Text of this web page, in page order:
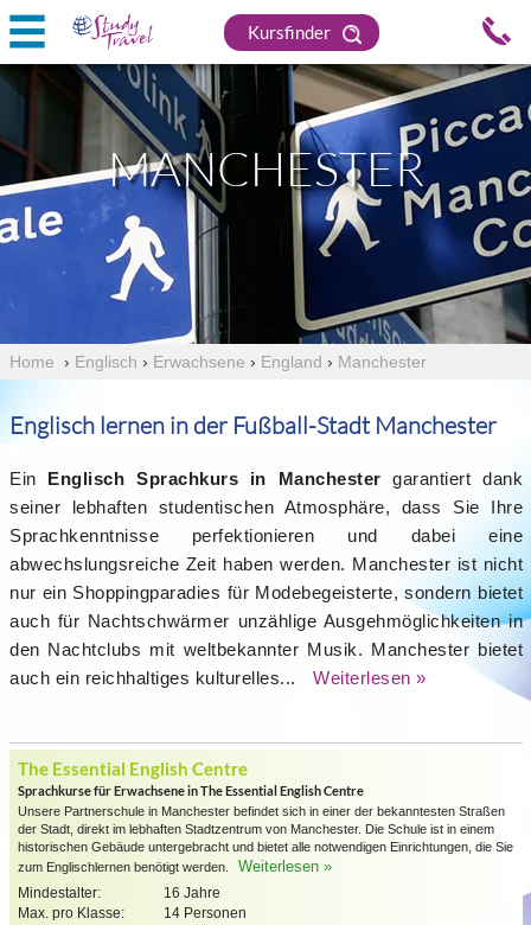
Kursfinder
MANCHESTER
Home › Englisch › Erwachsene › England › Manchester
Englisch lernen in der Fußball-Stadt Manchester
Ein Englisch Sprachkurs in Manchester garantiert dank
seiner lebhaften studentischen Atmosphäre, dass Sie Ihre
Sprachkenntnisse perfektionieren und dabei eine
abwechslungsreiche Zeit haben werden. Manchester ist nicht
nur ein Shoppingparadies für Modebegeisterte, sondern bietet
auch für Nachtschwärmer unzählige Ausgehmöglichkeiten in
den Nachtclubs mit weltbekannter Musik. Manchester bietet
auch ein reichhaltiges kulturelles...
Weiterlesen »
The Essential English Centre
Sprachkurse für Erwachsene in The Essential English Centre
Unsere Partnerschule in Manchester befindet sich in einer der bekanntesten Straßen
der Stadt, direkt im lebhaften Stadtzentrum von Manchester. Die Schule ist in einem
historischen Gebäude untergebracht und bietet alle notwendigen Einrichtungen, die Sie
zum Englischlernen benötigt werden.
Weiterlesen »
Mindestalter:
16 Jahre
Max. pro Klasse:
14 Personen